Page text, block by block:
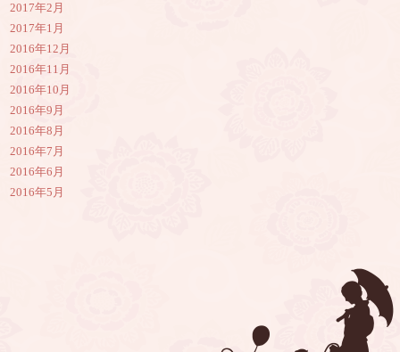
2017年2月
2017年1月
2016年12月
2016年11月
2016年10月
2016年9月
2016年8月
2016年7月
2016年6月
2016年5月